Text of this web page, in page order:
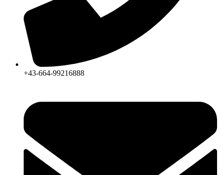
+43-664-99216888